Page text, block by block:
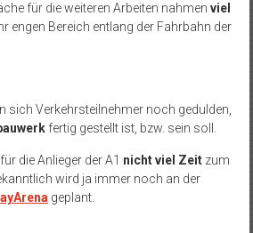
für die weiteren Arbeiten nahmen viel
engen Bereich entlang der Fahrbahn der
sich Verkehrsteilnehmer noch gedulden,
fertig gestellt ist, bzw. sein soll.
die Anlieger der A1 nicht viel Zeitzum
wird ja immer noch an der
geplant.